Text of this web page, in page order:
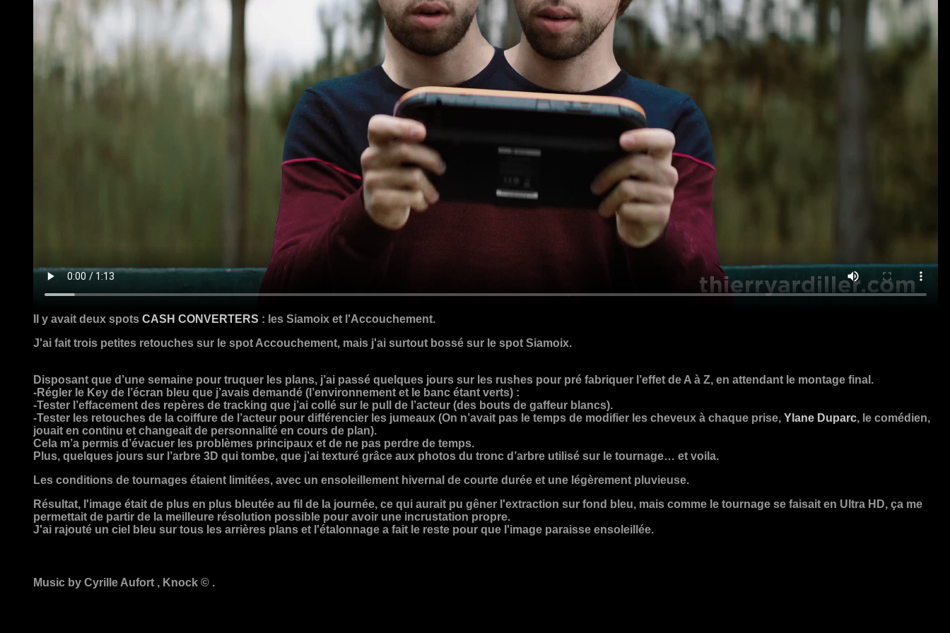
Il y avait deux spots CASH CONVERTERS : les Siamoix et l'Accouchement.
J'ai fait trois petites retouches sur le spot Accouchement, mais j'ai surtout bossé sur le spot Siamoix.
Disposant que d’une semaine pour truquer les plans, j’ai passé quelques jours sur les rushes pour pré fabriquer l’effet de A à Z, en attendant le montage final.
-Régler le Key de l’écran bleu que j’avais demandé (l’environnement et le banc étant verts) :
-Tester l’effacement des repères de tracking que j’ai collé sur le pull de l’acteur (des bouts de gaffeur blancs).
-Tester les retouches de la coiffure de l’acteur pour différencier les jumeaux (On n’avait pas le temps de modifier les cheveux à chaque prise, Ylane Duparc, le comédien,
jouait en continu et changeait de personnalité en cours de plan).
Cela m’a permis d’évacuer les problèmes principaux et de ne pas perdre de temps.
Plus, quelques jours sur l’arbre 3D qui tombe, que j’ai texturé grâce aux photos du tronc d’arbre utilisé sur le tournage… et voila.
Les conditions de tournages étaient limitées, avec un ensoleillement hivernal de courte durée et une légèrement pluvieuse.
Résultat, l'image était de plus en plus bleutée au fil de la journée, ce qui aurait pu gêner l'extraction sur fond bleu, mais comme le tournage se faisait en Ultra HD, ça me
permettait de partir de la meilleure résolution possible pour avoir une incrustation propre.
J'ai rajouté un ciel bleu sur tous les arrières plans et l'étalonnage a fait le reste pour que l'image paraisse ensoleillée.
Music by Cyrille Aufort , Knock © .